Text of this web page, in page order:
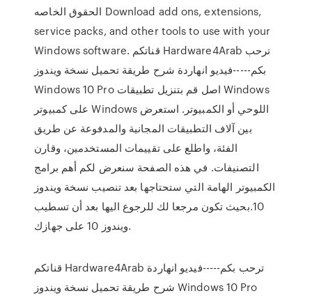
الحقوق الخاصه Download add ons, extensions,
service packs, and other tools to use with your
Windows software. قناتكم Hardware4Arab ترحب
بكم-----فيديو انهاردة شرح طريقة تحميل نسخة ويندوز
Windows 10 Pro اصل قم بتنزيل تطبيقات Windows
على كمبيوتر Windows اللوحي أو الكمبيوتر. استعرض
بين آلاف التطبيقات المجانية والمدفوعة عن طريق
الفئة، واطلع على تقييمات المستخدمين، وقارن
التصنيفات. في هذه الصفحة سنعرض لكم أهم برامج
الكمبيوتر الهامة التي ستحتاجها بعد تنصيب نسخة ويندوز
10.بحيث تكون مرجعا لك للرجوع اليها بعد أن تسطيب
ويندوز 10 على جهازك.
قناتكم Hardware4Arab ترحب بكم-----فيديو انهاردة
شرح طريقة تحميل نسخة ويندوز Windows 10 Pro